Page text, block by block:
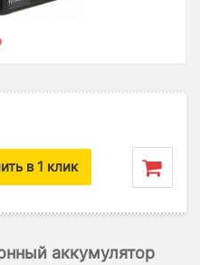
в 1 клик
аккумулятор